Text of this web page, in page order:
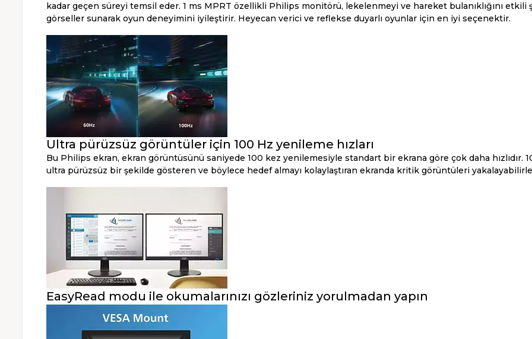
kadar geçen süreyi temsil eder. 1 ms MPRT özellikli Philips monitörü, lekelenmeyi ve hareket bulanıklığını etkili
görseller sunarak oyun deneyimini iyileştirir. Heyecan verici ve reflekse duyarlı oyunlar için en iyi seçenektir.
Ultra pürüzsüz görüntüler için 100 Hz yenileme hızları
Bu Philips ekran, ekran görüntüsünü saniyede 100 kez yenilemesiyle standart bir ekrana göre çok daha hızlıdır.
ultra pürüzsüz bir şekilde gösteren ve böylece hedef almayı kolaylaştıran ekranda kritik görüntüleri
EasyRead modu ile okumalarınızı gözleriniz yorulmadan yapın